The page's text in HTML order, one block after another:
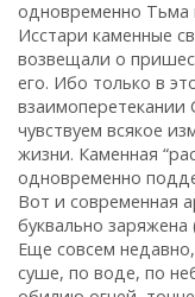
одновременно Тьма
Исстари каменные
возвещали о
его. Ибо только в
чувствуем всякое
жизни. Каменная
одновременно
Вот и современная
буквально заряжена
Еще совсем
суше, по воде, по